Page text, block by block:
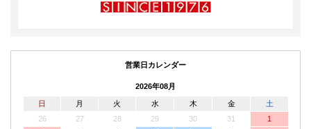
営業日カレンダー
2026年08月
日 月 火 水 木 金
土
26
27 28 29 30 31
1